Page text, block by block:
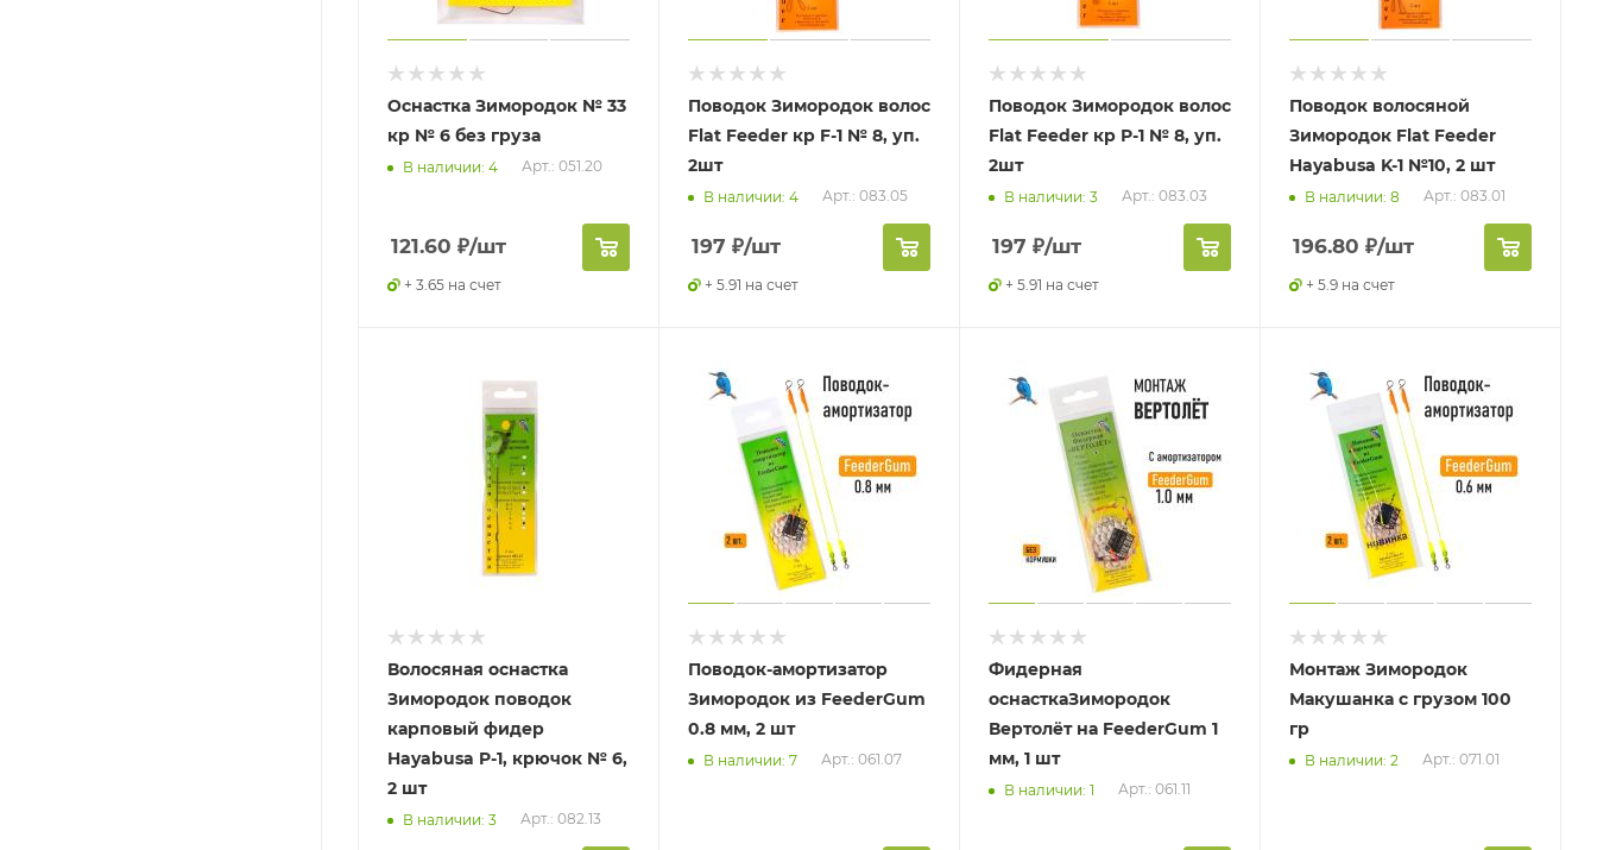
Оснастка Зимородок № 33
кр № 6 без груза
В наличии: 4 Арт.: 051.20
121.60 ₽/шт
+ 3.65 на счет
Поводок Зимородок волос
Flat Feeder кр F-1 № 8, уп.
2шт
В наличии: 4 Арт.: 083.05
197 ₽/шт
+ 5.91 на счет
Поводок Зимородок волос
Flat Feeder кр Р-1 № 8, уп.
2шт
В наличии: 3 Арт.: 083.03
197 ₽/шт
+ 5.91 на счет
Поводок волосяной
Зимородок Flat Feeder
Hayabusa K-1 №10, 2 шт
В наличии: 8 Арт.: 083.01
196.80 ₽/шт
+ 5.9 на счет
Волосяная оснастка
Зимородок поводок
карповый фидер
Hayabusa P-1, крючок № 6,
2 шт
В наличии: 3 Арт.: 082.13
Поводок-амортизатор
Зимородок из FeederGum
0.8 мм, 2 шт
В наличии: 7 Арт.: 061.07
Фидерная
оснасткаЗимородок
Вертолёт на FeederGum 1
мм, 1 шт
В наличии: 1 Арт.: 061.11
Монтаж Зимородок
Макушанка с грузом 100
гр
В наличии: 2 Арт.: 071.01